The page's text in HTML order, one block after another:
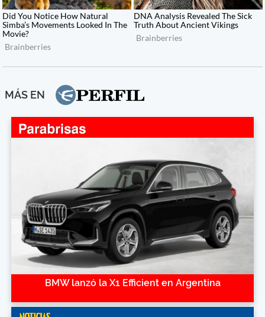
MÁS EN
BMW lanzó la X1 Efficient en Argentina